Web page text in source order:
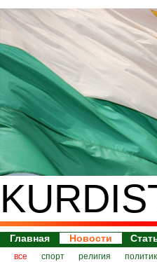
Главная Новости
все спорт религия